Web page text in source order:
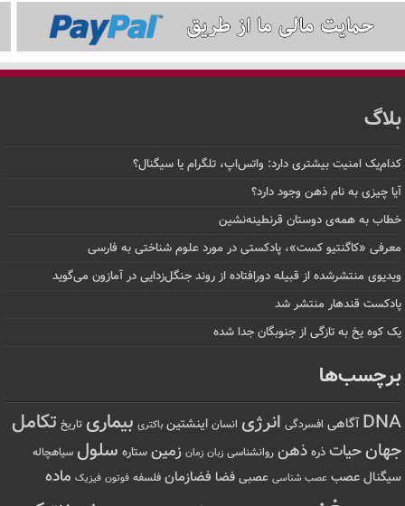
بلاگ
کدام‌یک امنیت بیشتری دارد: واتس‌اپ، تلگرام یا سیگنال؟
آیا چیزی به نام ذهن وجود دارد؟
خطاب به همه‌ی دوستان قرنطینه‌نشین
معرفی «کاگنتیو کست»، پادکستی در مورد علوم شناختی به فارسی
ویدیوی منتشرشده از قبیله دورافتاده‌ از روند جنگل‌زدایی در آمازون می‌گوید
پادکست قندهار منتشر شد
یک کوه یخ به تازگی از جنوبگان جدا شده
برچسب‌ها
DNA آگاهی افسردگی انرژی انسان اینشتین باکتری بیماری تاریخ تکامل
جهانحیات ذره ذهن روانشناسی زبان زمان زمین ستاره سلول سیاهچاله
سیگنال عصب عصب شناسی عصبی فضا فضازمان فلسفه فوتون فیزیک ماده